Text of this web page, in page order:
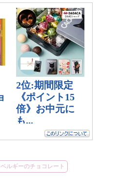
ベルギーのチョコレート